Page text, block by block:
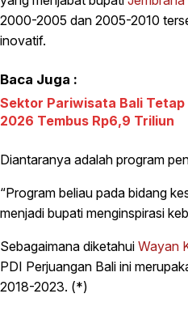
2000-2005 dan 2005-2010
inovatif.
Baca Juga :
Sektor Pariwisata Bali Tetap
2026 Tembus Rp6,9 Triliun
Diantaranya adalah program
“Program beliau pada bidang
menjadi bupati menginspirasi
Sebagaimana diketahui Wayan
PDI Perjuangan Bali ini
2018-2023. (*)